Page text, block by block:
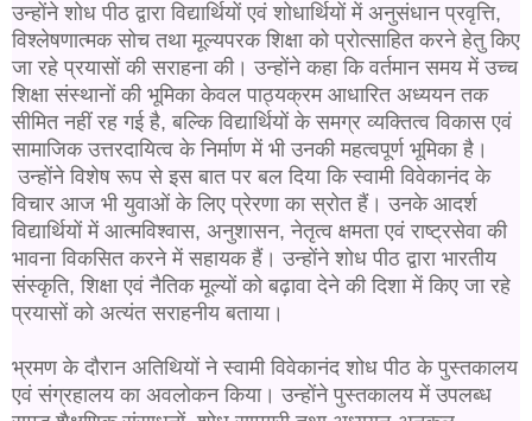
उन्होंने शोध पीठ द्वारा विद्यार्थियों एवं शोधार्थियों में अनुसंधान प्रवृत्ति,
विश्लेषणात्मक सोच तथा मूल्यपरक शिक्षा को प्रोत्साहित करने हेतु किए
जा रहे प्रयासों की सराहना की। उन्होंने कहा कि वर्तमान समय में उच्च
शिक्षा संस्थानों की भूमिका केवल पाठ्यक्रम आधारित अध्ययन तक
सीमित नहीं रह गई है, बल्कि विद्यार्थियों के समग्र व्यक्तित्व विकास एवं
सामाजिक उत्तरदायित्व के निर्माण में भी उनकी महत्वपूर्ण भूमिका है।
उन्होंने विशेष रूप से इस बात पर बल दिया कि स्वामी विवेकानंद के
विचार आज भी युवाओं के लिए प्रेरणा का स्रोत हैं। उनके आदर्श
विद्यार्थियों में आत्मविश्वास, अनुशासन, नेतृत्व क्षमता एवं राष्ट्रसेवा की
भावना विकसित करने में सहायक हैं। उन्होंने शोध पीठ द्वारा भारतीय
संस्कृति, शिक्षा एवं नैतिक मूल्यों को बढ़ावा देने की दिशा में किए जा रहे
प्रयासों को अत्यंत सराहनीय बताया।
भ्रमण के दौरान अतिथियों ने स्वामी विवेकानंद शोध पीठ के पुस्तकालय
एवं संग्रहालय का अवलोकन किया। उन्होंने पुस्तकालय में उपलब्ध